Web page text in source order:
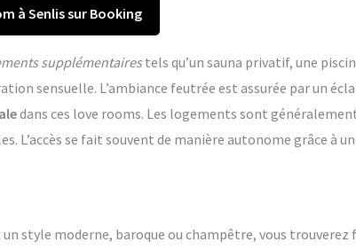
à Senlis sur Booking
supplémentairestels qu’un sauna privatif, une
sensuelle. L’ambiance feutrée est assurée par un
dans ces love rooms. Les logements sont
se fait souvent de manière autonome grâce à un
style moderne, baroque ou champêtre, vous